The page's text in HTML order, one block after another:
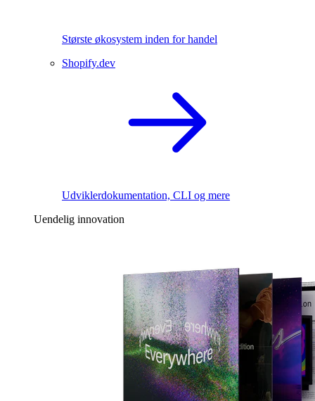
Største økosystem inden for handel
Shopify.dev
Udviklerdokumentation, CLI og mere
Uendelig innovation